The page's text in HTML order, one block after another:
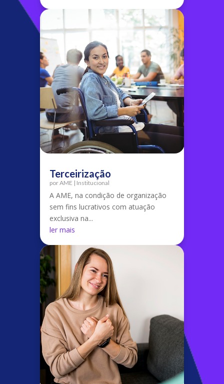
Terceirização
porAME | Institucional
A AME, na condição de organização
sem fins lucrativos com atuação
exclusiva na...
ler mais